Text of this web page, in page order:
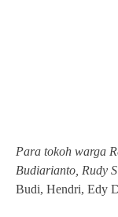
Para tokoh warga
Budiarianto, Rudy
Budi, Hendri, Edy